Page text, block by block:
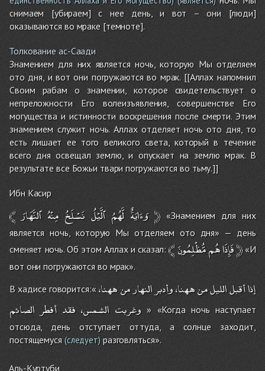
снимаем [убираем] с нее день, и вот – они [люди]
оказываются во мраке [темноте].
Толкование ас-Саади
Знамением для них является ночь, которую Мы отделяем
ото дня, и вот они погружаются во мрак. [[Аллах напомнил
Своим рабам о знамении, которое свидетельствует о
непреложности Его волеизъявления, совершенстве Его
могущества и истинности воскрешения после смерти. Этим
знамением служит ночь. Аллах отделяет ночь ото дня, то
есть лишает ее того великого света, который в течение
всего дня освещал землю, и опускает на землю мрак. В
результате все Божьи твари погружаются во тьму.]]
Ибн Касир
﴾ وَءَايَةٌ لَّهُمُ ٱلَّيْلُ نَسْلَخُ مِنْهُ ٱلنَّهَارَ ﴿«Знамением для них
является ночь, которую Мы отделяем ото дня» — день
сменяет ночь. Об этом Аллах и сказал:﴾ فَإِذَاهُممُّظْلِمُونَ ﴿«И
вот они погружаются во мрак».
В хадисе говорится:«
إذاأقبلالليلمنههنا،وأدبرالنهارمنههنا،
وغربت الشمس، فقد أفطر الصائم
» «Когда ночь наступает
отсюда, день отступает оттуда, а солнце заходит,
постящемуся(следует)разговляться».
Аль-Куртуби